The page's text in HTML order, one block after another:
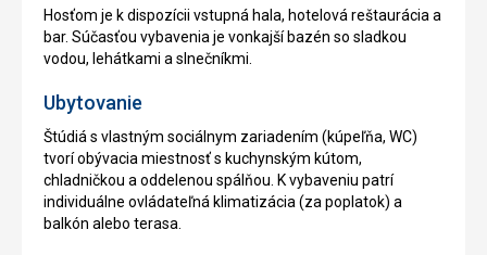
Hosťom je k dispozícii vstupná hala, hotelová reštaurácia a
bar. Súčasťou vybavenia je vonkajší bazén so sladkou
vodou, lehátkami a slnečníkmi.
Ubytovanie
Štúdiá s vlastným sociálnym zariadením (kúpeľňa, WC)
tvorí obývacia miestnosť s kuchynským kútom,
chladničkou a oddelenou spálňou. K vybaveniu patrí
individuálne ovládateľná klimatizácia (za poplatok) a
balkón alebo terasa.